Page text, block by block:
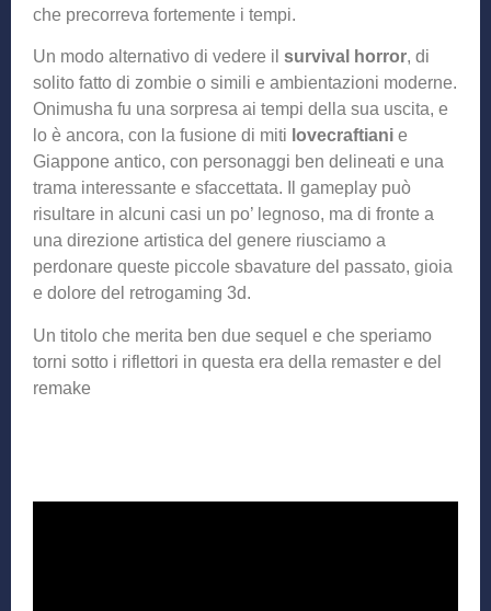
che precorreva fortemente i tempi.
Un modo alternativo di vedere il survival horror, di
solito fatto di zombie o simili e ambientazioni moderne.
Onimusha fu una sorpresa ai tempi della sua uscita, e
lo è ancora, con la fusione di miti lovecraftiani e
Giappone antico, con personaggi ben delineati e una
trama interessante e sfaccettata. Il gameplay può
risultare in alcuni casi un po’ legnoso, ma di fronte a
una direzione artistica del genere riusciamo a
perdonare queste piccole sbavature del passato, gioia
e dolore del retrogaming 3d.
Un titolo che merita ben due sequel e che speriamo
torni sotto i riflettori in questa era della remaster e del
remake